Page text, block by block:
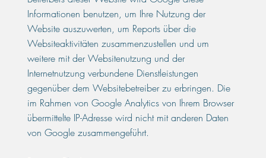
Informationen benutzen, um Ihre Nutzung der
Website auszuwerten, um Reports über die
Websiteaktivitäten zusammenzustellen und um
weitere mit der Websitenutzung und der
Internetnutzung verbundene Dienstleistungen
gegenüber dem Websitebetreiber zu erbringen. Die
im Rahmen von Google Analytics von Ihrem Browser
übermittelte IP-Adresse wird nicht mit anderen Daten
von Google zusammengeführt.